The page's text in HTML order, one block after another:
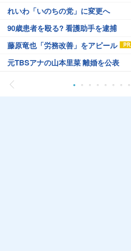
れいわ「いのちの党」に変更へ
90歳患者を殴る? 看護助手を逮捕
藤原竜也「労務改善」をアピール
元TBSアナの山本里菜 離婚を公表